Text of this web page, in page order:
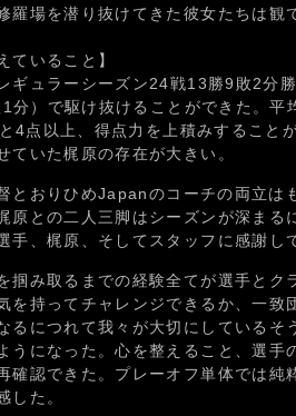
羅場を潜り抜けてきた彼女たちは観
ていること】
ギュラーシーズン24戦13勝9敗2分
分）で駆け抜けることができた。
4点以上、得点力を上積みすること
ていた梶原の存在が大きい。
とおりひめJapanのコーチの両立は
原との二人三脚はシーズンが深まる
手、梶原、そしてスタッフに感謝し
掴み取るまでの経験全てが選手とク
を持ってチャレンジできるか、一致
るにつれて我々が大切にしているそ
うになった。心を整えること、選手
確認できた。プレーオフ単体では純
した。